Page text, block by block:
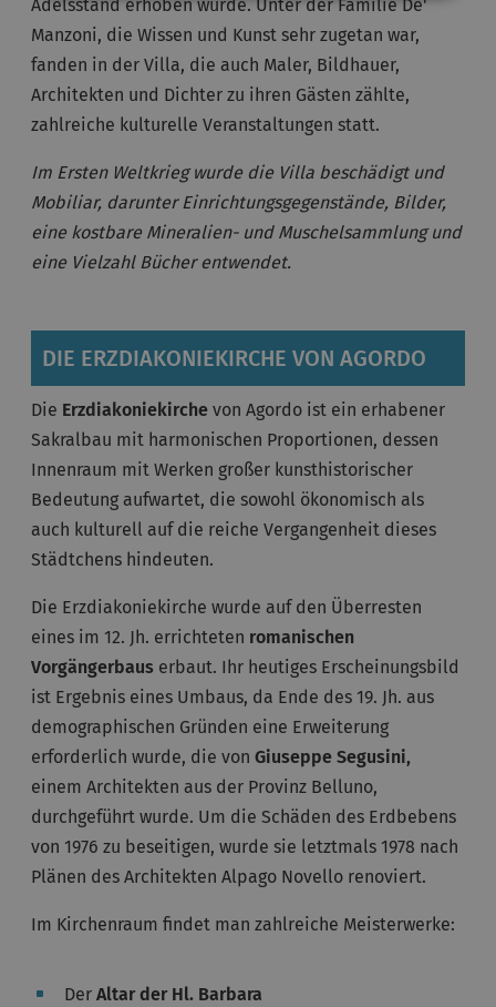
Adelsstand erhoben wurde. Unter der Familie De'
Manzoni, die Wissen und Kunst sehr zugetan war,
fanden in der Villa, die auch Maler, Bildhauer,
Architekten und Dichter zu ihren Gästen zählte,
zahlreiche kulturelle Veranstaltungen statt.
Im Ersten Weltkrieg wurde die Villa beschädigt und
Mobiliar, darunter Einrichtungsgegenstände, Bilder,
eine kostbare Mineralien- und Muschelsammlung und
eine Vielzahl Bücher entwendet.
DIE ERZDIAKONIEKIRCHE VON AGORDO
Die Erzdiakoniekirchevon Agordo ist ein erhabener
Sakralbau mit harmonischen Proportionen, dessen
Innenraum mit Werken großer kunsthistorischer
Bedeutung aufwartet, die sowohl ökonomisch als
auch kulturell auf die reiche Vergangenheit dieses
Städtchens hindeuten.
Die Erzdiakoniekirche wurde auf den Überresten
eines im 12. Jh. errichteten romanischen
Vorgängerbauserbaut. Ihr heutiges Erscheinungsbild
ist Ergebnis eines Umbaus, da Ende des 19. Jh. aus
demographischen Gründen eine Erweiterung
erforderlich wurde, die von Giuseppe Segusini,
einem Architekten aus der Provinz Belluno,
durchgeführt wurde. Um die Schäden des Erdbebens
von 1976 zu beseitigen, wurde sie letztmals 1978 nach
Plänen des Architekten Alpago Novello renoviert.
Im Kirchenraum findet man zahlreiche Meisterwerke:
Der Altar der Hl. Barbara